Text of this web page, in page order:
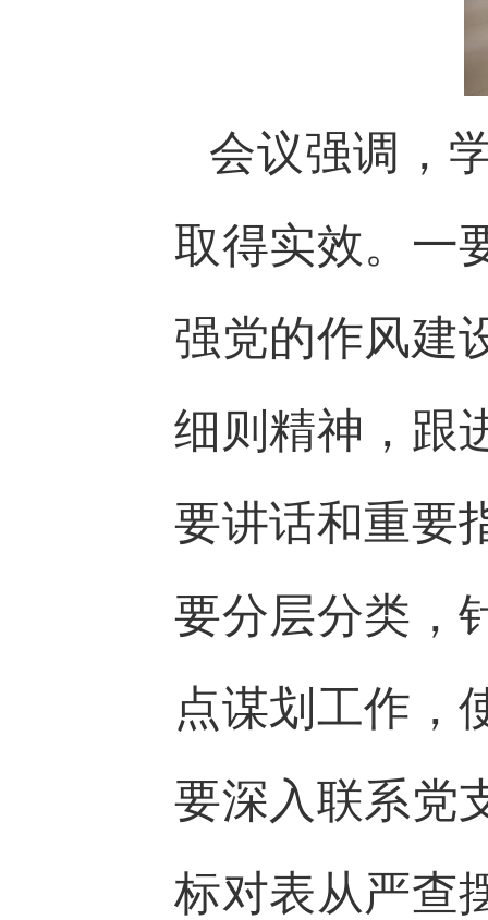
会议强调，
取得实效。一
强党的作风建
细则精神，跟
要讲话和重要
要分层分类，
点谋划工作，
要深入联系党
标对表从严查